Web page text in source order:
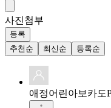
사진첨부
등록
추천순
최신순 등록순
애정어린아보카도